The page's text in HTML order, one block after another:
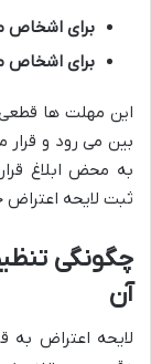
برای اشخاص
برای اشخاص
این مهلت ها
بین می رود و قرار
به محض ابلاغ
ثبت لایحه اعتراض
چگونگی
آن
لایحه اعتراض به